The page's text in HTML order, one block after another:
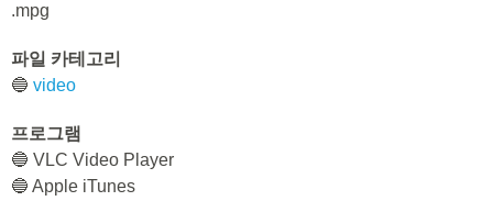
.mpg
파일 카테고리
🔵 video
프로그램
🔵 VLC Video Player
🔵 Apple iTunes